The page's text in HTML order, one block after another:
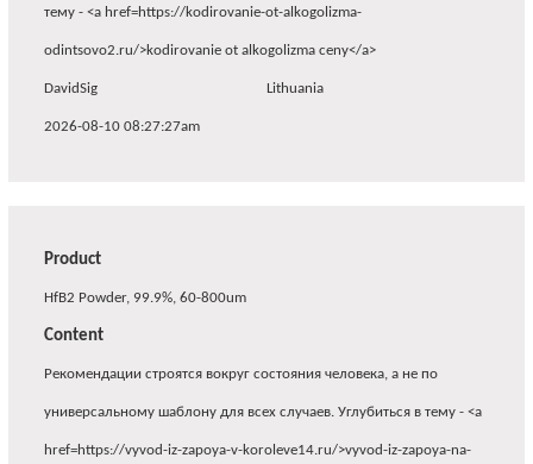
тему - <a href=https://kodirovanie-ot-alkogolizma-
odintsovo2.ru/>kodirovanie ot alkogolizma ceny</a>
DavidSig Lithuania
2026-08-10 08:27:27am
Product
HfB2 Powder, 99.9%, 60-800um
Content
Рекомендации строятся вокруг состояния человека, а не по
универсальному шаблону для всех случаев. Углубиться в тему - <a
href=https://vyvod-iz-zapoya-v-koroleve14.ru/>vyvod-iz-zapoya-na-